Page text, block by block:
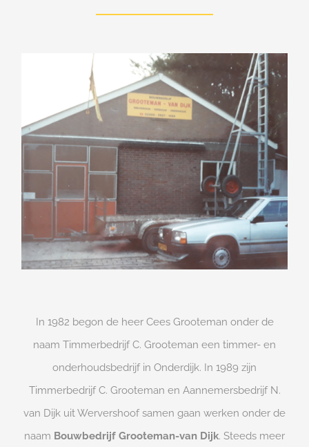
In 1982 begon de heer Cees Grooteman onder de
naam Timmerbedrijf C. Grooteman een timmer- en
onderhoudsbedrijf in Onderdijk. In 1989 zijn
Timmerbedrijf C. Grooteman en Aannemersbedrijf N.
van Dijk uit Wervershoof samen gaan werken onder de
naam Bouwbedrijf Grooteman-van Dijk. Steeds meer